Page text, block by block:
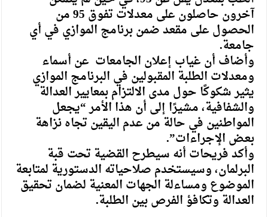
آخرون حاصلون على معدلات تفوق 95 من
الحصول على مقعد ضمن برنامج الموازي في أي
جامعة.
وأضاف أن غياب إعلان الجامعات عن أسماء
ومعدلات الطلبة المقبولين في البرنامج الموازي
يثير شكوكًا حول مدى الالتزام بمعايير العدالة
والشفافية، مشيرًا إلى أن هذا الأمر “يجعل
المواطنين في حالة من عدم اليقين تجاه نزاهة
بعض الإجراءات”.
وأكد فريحات أنه سيطرح القضية تحت قبة
البرلمان، وسيستخدم صلاحياته الدستورية لمتابعة
الموضوع ومساءلة الجهات المعنية لضمان تحقيق
العدالة وتكافؤ الفرص بين الطلبة.